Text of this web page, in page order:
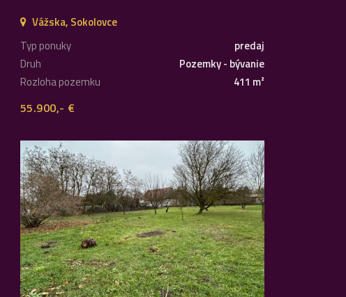
Vážska, Sokolovce
Typ ponuky
predaj
Druh
Pozemky - bývanie
Rozloha pozemku
411 m²
55.900,- €